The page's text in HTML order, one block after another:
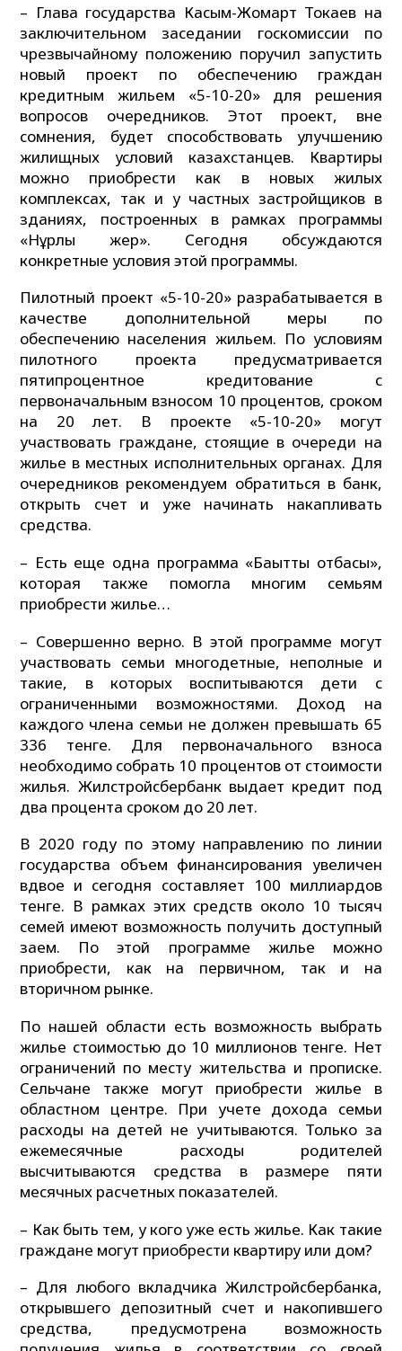
– Глава государства Касым-Жомарт Токаев на
заключительном заседании госкомиссии по
чрезвычайному положению поручил запустить
новый проект по обеспечению граждан
кредитным жильем «5-10-20» для решения
вопросов очередников. Этот проект, вне
сомнения, будет способствовать улучшению
жилищных условий казахстанцев. Квартиры
можно приобрести как в новых жилых
комплексах, так и у частных застройщиков в
зданиях, построенных в рамках программы
«Нұрлы жер». Сегодня обсуждаются
конкретные условия этой программы.
Пилотный проект «5-10-20» разрабатывается в
качестве дополнительной меры по
обеспечению населения жильем. По условиям
пилотного проекта предусматривается
пятипроцентное кредитование с
первоначальным взносом 10 процентов, сроком
на 20 лет. В проекте «5-10-20» могут
участвовать граждане, стоящие в очереди на
жилье в местных исполнительных органах. Для
очередников рекомендуем обратиться в банк,
открыть счет и уже начинать накапливать
средства.
– Есть еще одна программа «Бақытты отбасы»,
которая также помогла многим семьям
приобрести жилье…
– Совершенно верно. В этой программе могут
участвовать семьи многодетные, неполные и
такие, в которых воспитываются дети с
ограниченными возможностями. Доход на
каждого члена семьи не должен превышать 65
336 тенге. Для первоначального взноса
необходимо собрать 10 процентов от стоимости
жилья. Жилстройсбербанк выдает кредит под
два процента сроком до 20 лет.
В 2020 году по этому направлению по линии
государства объем финансирования увеличен
вдвое и сегодня составляет 100 миллиардов
тенге. В рамках этих средств около 10 тысяч
семей имеют возможность получить доступный
заем. По этой программе жилье можно
приобрести, как на первичном, так и на
вторичном рынке.
По нашей области есть возможность выбрать
жилье стоимостью до 10 миллионов тенге. Нет
ограничений по месту жительства и прописке.
Сельчане также могут приобрести жилье в
областном центре. При учете дохода семьи
расходы на детей не учитываются. Только за
ежемесячные расходы родителей
высчитываются средства в размере пяти
месячных расчетных показателей.
– Как быть тем, у кого уже есть жилье. Как такие
граждане могут приобрести квартиру или дом?
– Для любого вкладчика Жилстройсбербанка,
открывшего депозитный счет и накопившего
средства, предусмотрена возможность